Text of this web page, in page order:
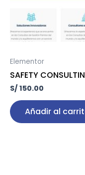
Elementor
SAFETY
S/150.00
Añadir al